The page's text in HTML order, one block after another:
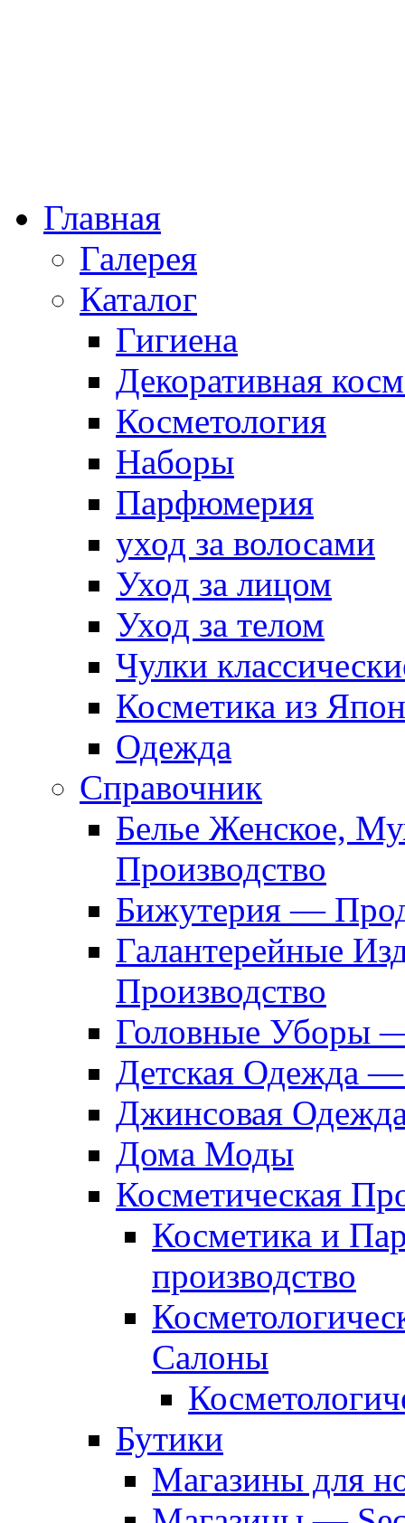
Главная
Галерея
Каталог
Гигиена
Декоративная
Косметология
Наборы
Парфюмерия
уход за волосами
Уход за лицом
Уход за телом
Чулки
Косметика из
Одежда
Справочник
Белье Женское,
Производство
Бижутерия —
Галантерейные
Производство
Головные Уборы
Детская Одежда
Джинсовая
Дома Моды
Косметическая
Косметика и
производство
Салоны
Бутики
Магазины для